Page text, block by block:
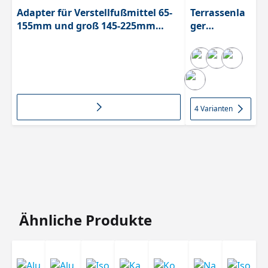
Adapter für Verstellfußmittel 65-
155mm und groß 145-225mm
Terrassenla
ger
Clip
4 Varianten
Produktgalerie überspringen
Ähnliche Produkte